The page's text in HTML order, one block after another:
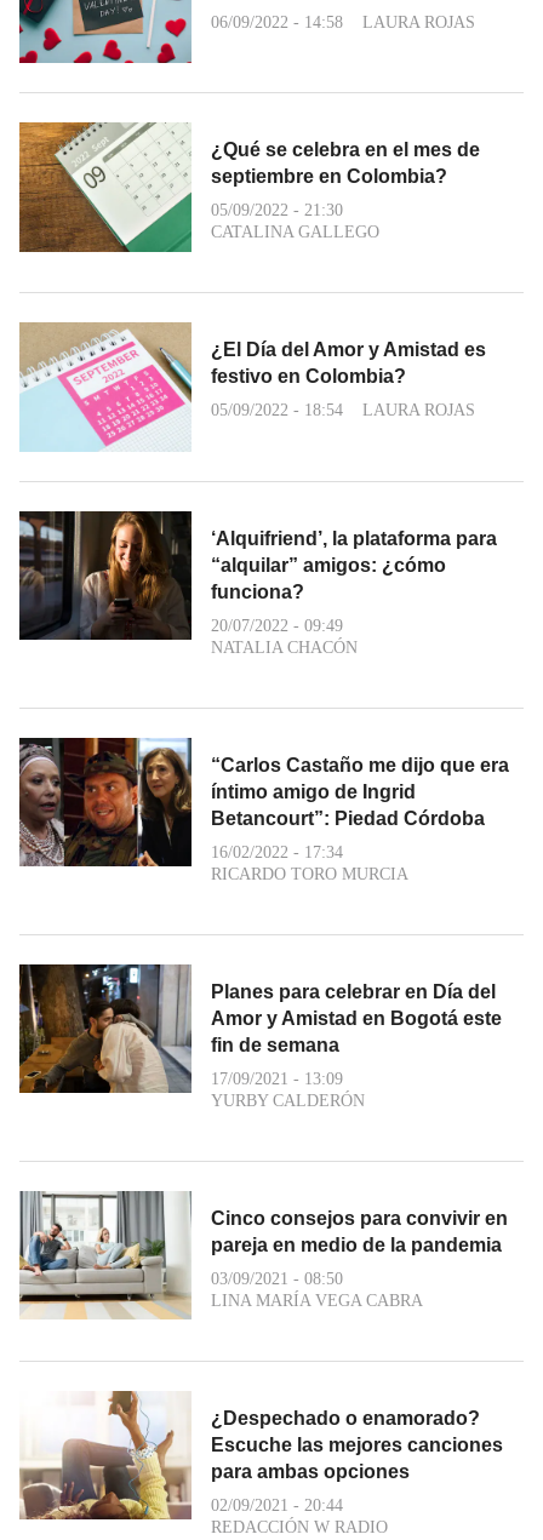
06/09/2022 - 14:58 LAURA ROJAS
¿Qué se celebra en el mes de
septiembre en Colombia?
05/09/2022 - 21:30
CATALINA GALLEGO
¿El Día del Amor y Amistad es
festivo en Colombia?
05/09/2022 - 18:54 LAURA ROJAS
‘Alquifriend’, la plataforma para
“alquilar” amigos: ¿cómo
funciona?
20/07/2022 - 09:49
NATALIA CHACÓN
“Carlos Castaño me dijo que era
íntimo amigo de Ingrid
Betancourt”: Piedad Córdoba
16/02/2022 - 17:34
RICARDO TORO MURCIA
Planes para celebrar en Día del
Amor y Amistad en Bogotá este
fin de semana
17/09/2021 - 13:09
YURBY CALDERÓN
Cinco consejos para convivir en
pareja en medio de la pandemia
03/09/2021 - 08:50
LINA MARÍA VEGA CABRA
¿Despechado o enamorado?
Escuche las mejores canciones
para ambas opciones
02/09/2021 - 20:44
REDACCIÓN W RADIO